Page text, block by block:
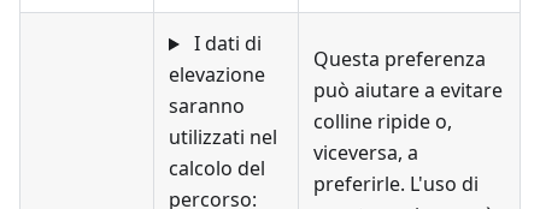
I dati di
elevazione
saranno
utilizzati nel
calcolo del
percorso:
Questa preferenza
può aiutare a evitare
colline ripide o,
viceversa, a
preferirle. L'uso di